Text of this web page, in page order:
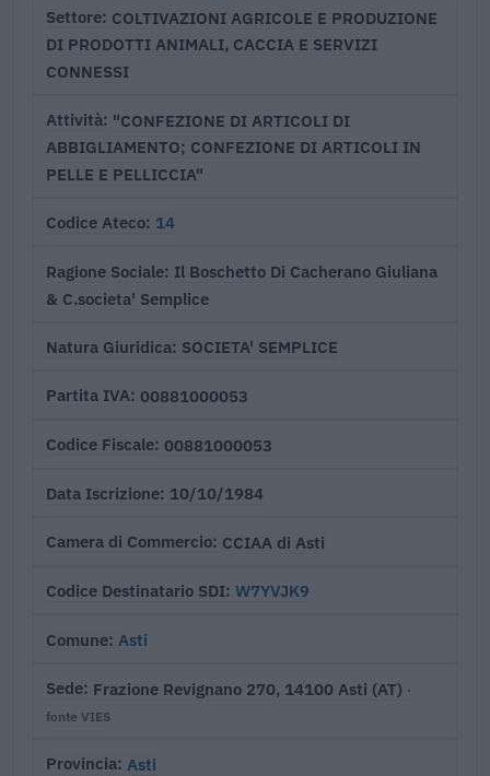
Settore COLTIVAZIONI AGRICOLE E PRODUZIONE
DI PRODOTTI ANIMALI, CACCIA E SERVIZI
CONNESSI
Attività "CONFEZIONE DI ARTICOLI DI
ABBIGLIAMENTO; CONFEZIONE DI ARTICOLI IN
PELLE E PELLICCIA"
Codice Ateco 14
Ragione Sociale Il Boschetto Di Cacherano Giuliana
& C.societa' Semplice
Natura Giuridica SOCIETA' SEMPLICE
Partita IVA 00881000053
Codice Fiscale 00881000053
Data Iscrizione 10/10/1984
Camera di Commercio CCIAA di Asti
Codice Destinatario SDI W7YVJK9
Comune Asti
Sede Frazione Revignano 270, 14100 Asti (AT) ·
fonte VIES
Provincia Asti